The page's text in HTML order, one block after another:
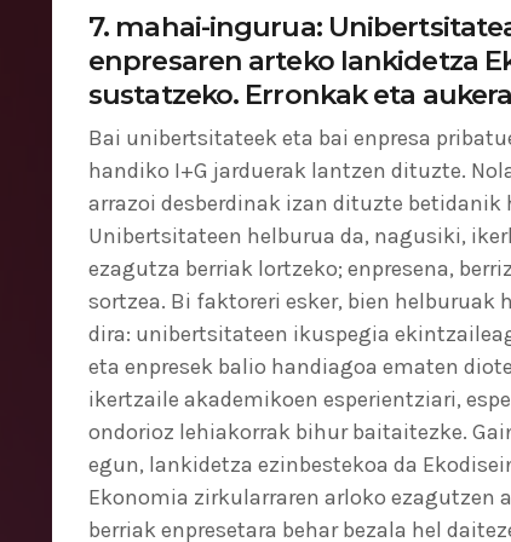
7. mahai-ingurua:
enpresaren arteko lankidetza
sustatzeko. Erronkak eta
Bai unibertsitateek eta bai enpresa
handiko I+G jarduerak lantzen dituzte.
arrazoi desberdinak izan dituzte betidanik
Unibertsitateen helburua da, nagusiki,
ezagutza berriak lortzeko; enpresena,
sortzea. Bi faktoreri esker, bien helburuak
dira: unibertsitateen ikuspegia
eta enpresek balio handiagoa ematen
ikertzaile akademikoen esperientziari,
ondorioz lehiakorrak bihur baitaitezke.
egun, lankidetza ezinbestekoa da
Ekonomia zirkularraren arloko ezagutzen
berriak enpresetara behar bezala hel